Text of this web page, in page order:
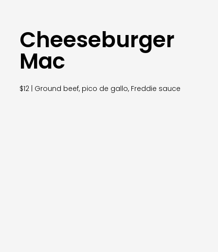
Cheeseburger
Mac
$12 | Ground beef, pico de gallo, Freddie sauce